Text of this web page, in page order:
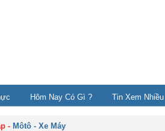
Hôm Nay Có Gì ? Tin Xem Nhiều
- Môtô - Xe Máy